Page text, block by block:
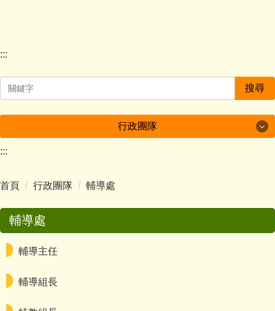
:::
搜尋
行政團隊
校長室
教務處
學務處
總務處
:::
首頁 行政團隊 輔導處
輔導處
輔導主任
輔導組長